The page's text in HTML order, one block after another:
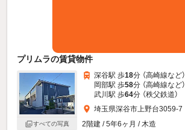
プリムラの賃貸物件
すべての写真
深谷駅 歩18分 （高崎線など）
岡部駅 歩58分 （高崎線など）
武川駅 歩64分 （秩父鉄道）
埼玉県深谷市上野台3059-7
2階建 / 5年6ヶ月 / 木造